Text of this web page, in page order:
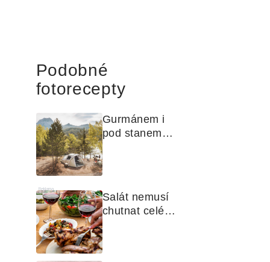
Podobné
fotorecepty
Gurmánem i
pod stanem?
Jak na polní
kuchyni a na
čem vařit
Reklama
Salát nemusí
chutnat celé
léto stejně.
Objevte
zálivky, které